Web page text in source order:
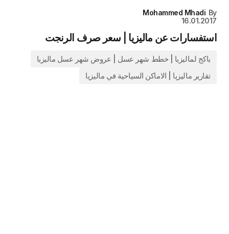
By
Mohammed Mhadi
16.01.2017
استفسارات عن ماليزيا | سعر صرف الرنجت
باكج لماليزيا | خطط شهر عسل | عروض شهر عسل ماليزيا
تقارير ماليزيا | الاماكن السياحية في ماليزيا